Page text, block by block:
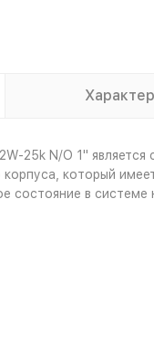
25k N/O 1"
который
состояние в